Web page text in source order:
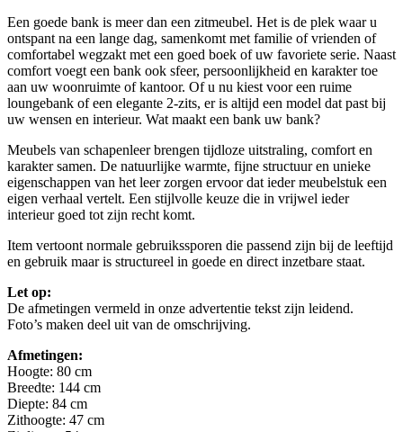
Een goede bank is meer dan een zitmeubel. Het is de plek waar u
ontspant na een lange dag, samenkomt met familie of vrienden of
comfortabel wegzakt met een goed boek of uw favoriete serie. Naast
comfort voegt een bank ook sfeer, persoonlijkheid en karakter toe
aan uw woonruimte of kantoor. Of u nu kiest voor een ruime
loungebank of een elegante 2-zits, er is altijd een model dat past bij
uw wensen en interieur. Wat maakt een bank uw bank?
Meubels van schapenleer brengen tijdloze uitstraling, comfort en
karakter samen. De natuurlijke warmte, fijne structuur en unieke
eigenschappen van het leer zorgen ervoor dat ieder meubelstuk een
eigen verhaal vertelt. Een stijlvolle keuze die in vrijwel ieder
interieur goed tot zijn recht komt.
Item vertoont normale gebruikssporen die passend zijn bij de leeftijd
en gebruik maar is structureel in goede en direct inzetbare staat.
Let op:
De afmetingen vermeld in onze advertentie tekst zijn leidend.
Foto’s maken deel uit van de omschrijving.
Afmetingen:
Hoogte: 80 cm
Breedte: 144 cm
Diepte: 84 cm
Zithoogte: 47 cm